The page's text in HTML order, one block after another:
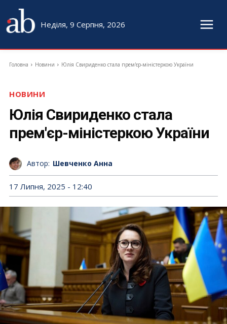
Неділя, 9 Серпня, 2026
Головна Новини Юлія Свириденко стала прем'єр-міністеркою України
НОВИНИ
Юлія Свириденко стала
прем'єр-міністеркою України
Автор: Шевченко Анна
17 Липня, 2025 - 12:40